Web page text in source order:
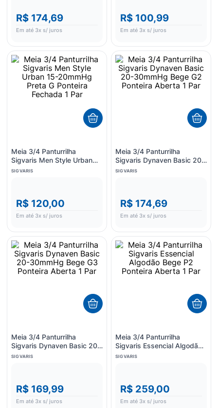
R$ 174,69
Em até 3x s/ juros
R$ 100,99
Em até 3x s/ juros
Meia 3/4 Panturrilha
Sigvaris Men Style Urban
15-20mmHg Preta G
SIGVARIS
R$ 120,00
Em até 3x s/ juros
Meia 3/4 Panturrilha
Sigvaris Dynaven Basic 20-
30mmHg Bege G2 Ponteira
SIGVARIS
R$ 174,69
Em até 3x s/ juros
Meia 3/4 Panturrilha
Sigvaris Dynaven Basic 20-
30mmHg Bege G3 Ponteira
SIGVARIS
R$ 169,99
Em até 3x s/ juros
Meia 3/4 Panturrilha
Sigvaris Essencial Algodão
Bege P2 Ponteira Aberta 1
SIGVARIS
R$ 259,00
Em até 3x s/ juros